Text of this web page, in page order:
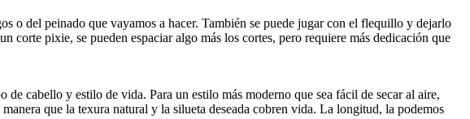
o del peinado que vayamos a hacer. También se puede jugar con el flequillo y dejarlo
corte pixie, se pueden espaciar algo más los cortes, pero requiere más dedicación que
cabello y estilo de vida. Para un estilo más moderno que sea fácil de secar al aire,
que la texura natural y la silueta deseada cobren vida. La longitud, la podemos